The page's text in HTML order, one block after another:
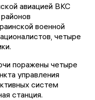
авиацией ВКС
военной
четыре
поражены четыре
управления
систем
станция.